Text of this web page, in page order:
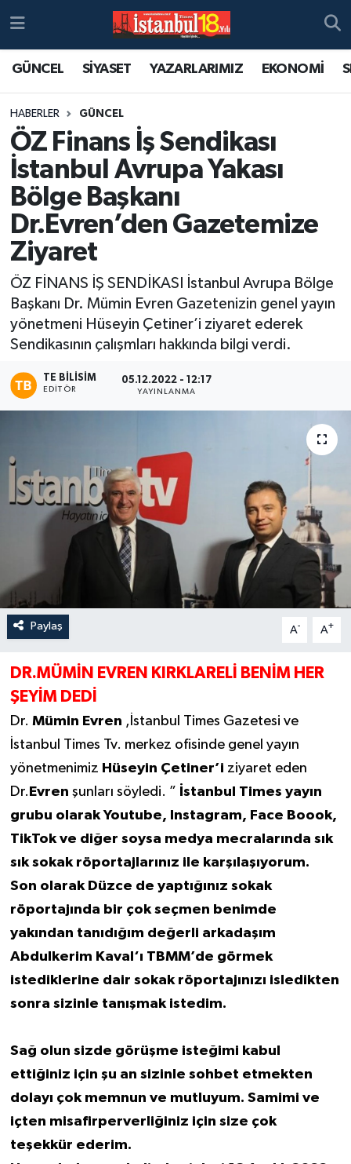
GÜNCEL SİYASET YAZARLARIMIZ EKONOMİ
HABERLER GÜNCEL
ÖZ Finans İş Sendikası
İstanbul Avrupa Yakası
Bölge Başkanı
Dr.Evren’den Gazetemize
Ziyaret
ÖZ FİNANS İŞ SENDİKASI İstanbul Avrupa Bölge
Başkanı Dr. Mümin Evren Gazetenizin genel yayın
yönetmeni Hüseyin Çetiner’i ziyaret ederek
Sendikasının çalışmları hakkında bilgi verdi.
TE BILISIM
EDITÖR
05.12.2022 - 12:17
YAYINLANMA
Paylaş A- A+
DR.MÜMİN EVREN KIRKLARELİ BENİM HER
ŞEYİM DEDİ
Dr. Mümin Evren ,İstanbul Times Gazetesi ve
İstanbul Times Tv. merkez ofisinde genel yayın
yönetmenimiz Hüseyin Çetiner’i ziyaret eden
Dr. Evren şunları söyledi. ” İstanbul Times yayın
grubu olarak Youtube, Instagram, Face Boook,
TikTok ve diğer soysa medya mecralarında sık
sık sokak röportajlarınız ile karşılaşıyorum.
Son olarak Düzce de yaptığınız sokak
röportajında bir çok seçmen benimde
yakından tanıdığım değerli arkadaşım
Abdulkerim Kaval‘ı TBMM’de görmek
istediklerine dair sokak röportajınızı isledikten
sonra sizinle tanışmak istedim.
Sağ olun sizde görüşme isteğimi kabul
ettiğiniz için şu an sizinle sohbet etmekten
dolayı çok memnun ve mutluyum. Samimi ve
içten misafirperverliğiniz için size çok
teşekkür ederim.